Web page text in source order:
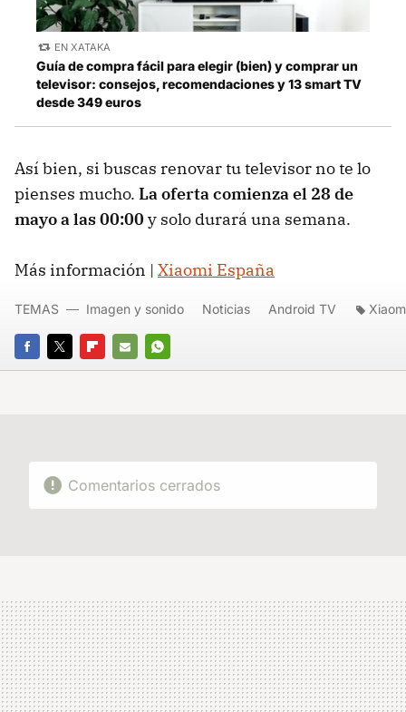
EN XATAKA
Guía de compra fácil para elegir (bien) y comprar un
televisor: consejos, recomendaciones y 13 smart TV
desde 349 euros
Así bien, si buscas renovar tu televisor no te lo
pienses mucho. La oferta comienza el 28 de
mayo a las 00:00 y solo durará una semana.
Más información | Xiaomi España
FACEBOOK
TWITTERFLIPBOARD
E-
WHATSAPP
TEMAS Imagen y sonido Noticias Android TV
Comentarios cerrados